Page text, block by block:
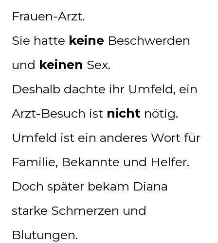
Frauen-Arzt.
Sie hatte keine Beschwerden
und keinen Sex.
Deshalb dachte ihr Umfeld, ein
Arzt-Besuch ist nicht nötig.
Umfeld ist ein anderes Wort für
Familie, Bekannte und Helfer.
Doch später bekam Diana
starke Schmerzen und
Blutungen.